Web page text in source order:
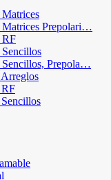
Matrices Prepolari…
RF
Sencillos, Prepola…